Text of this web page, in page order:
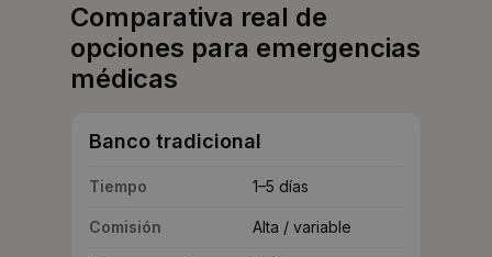
Comparativa real de
opciones para emergencias
médicas
Banco tradicional
Tiempo 1–5 días
Comisión Alta / variable